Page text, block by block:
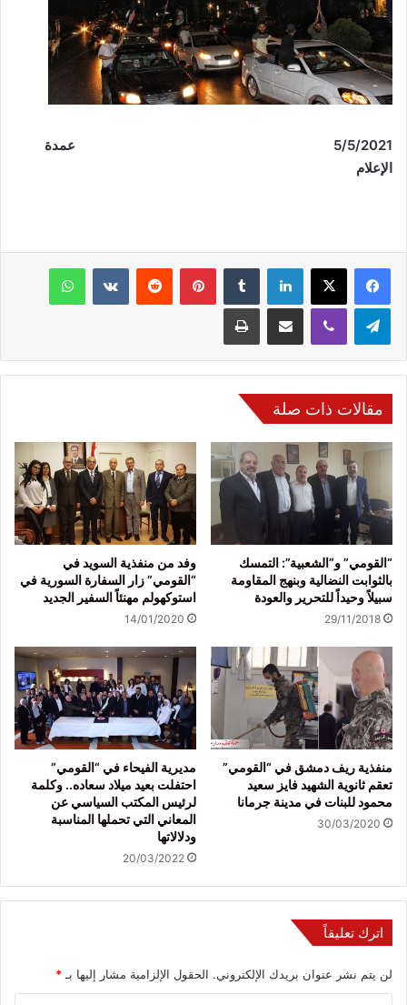
5/5/2021 عمدة
الإعلام
فيسبوك لينكدإن بينتيريست
مقالات ذات صلة
“القومي” و”الشعبية”: التمسك
بالثوابت النضالية وبنهج المقاومة
سبيلاً وحيداً للتحرير والعودة
29/11/2018
وفد من منفذية السويد في
“القومي” زار السفارة السورية في
استوكهولم مهنئاً السفير الجديد
14/01/2020
منفذية ريف دمشق في “القومي”
تعقم ثانوية الشهيد فايز سعيد
محمود للبنات في مدينة جرمانا
30/03/2020
مديرية الفيحاء في “القومي”
احتفلت بعيد ميلاد سعاده.. وكلمة
لرئيس المكتب السياسي عن
المعاني التي تحملها المناسبة
ودلالاتها
20/03/2022
اترك تعليقاً
لن يتم نشر عنوان بريدك الإلكتروني. الحقول الإلزامية مشار إليها بـ *